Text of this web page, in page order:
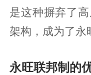
是这种摒弃了
架构，成为了永
永旺联邦制的